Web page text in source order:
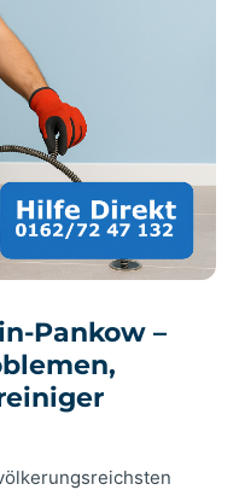
Pankow –